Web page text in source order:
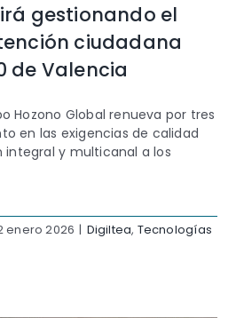
gestionando el
ciudadana
de Valencia
Hozono Global renueva por tres
en las exigencias de calidad
integral y multicanal a los
enero 2026 | Digiltea, Tecnologías